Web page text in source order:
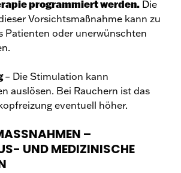
programmiert werden. Die
Vorsichtsmaßnahme kann zu
Patienten oder unerwünschten
– Die Stimulation kann
auslösen. Bei Rauchern ist das
eventuell höher.
–
UND MEDIZINISCHE